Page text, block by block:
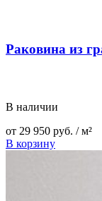
Раковина из
В наличии
от 29 950 руб. / м²
В корзину